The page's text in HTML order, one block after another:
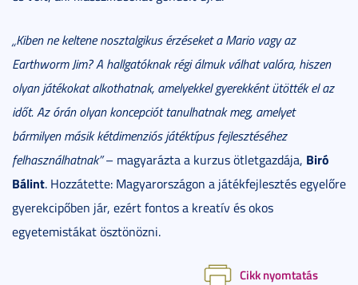
„Kiben ne keltene nosztalgikus érzéseket a Mario vagy az
Earthworm Jim? A hallgatóknak régi álmuk válhat valóra, hiszen
olyan játékokat alkothatnak, amelyekkel gyerekként ütötték el az
időt. Az órán olyan koncepciót tanulhatnak meg, amelyet
bármilyen másik kétdimenziós játéktípus fejlesztéséhez
felhasználhatnak”– magyarázta a kurzus ötletgazdája, Biró
Bálint. Hozzátette: Magyarországon a játékfejlesztés egyelőre
gyerekcipőben jár, ezért fontos a kreatív és okos
egyetemistákat ösztönözni.
Cikk nyomtatás